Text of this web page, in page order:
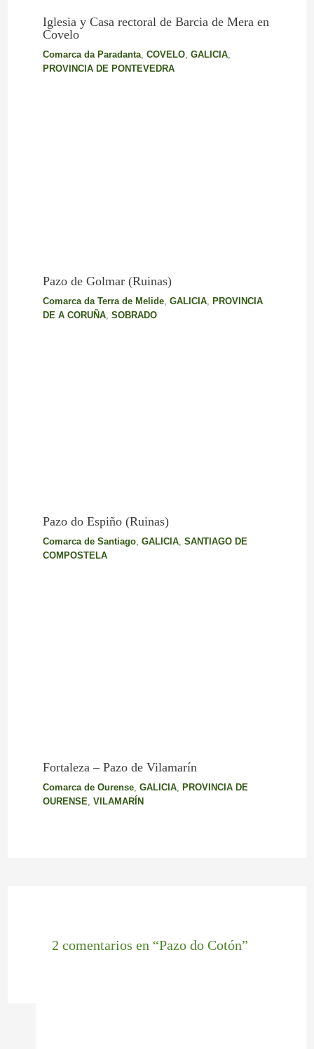
Iglesia y Casa rectoral de Barcia de Mera en
Covelo
Comarca da Paradanta, COVELO, GALICIA,
PROVINCIA DE PONTEVEDRA
Pazo de Golmar (Ruinas)
Comarca da Terra de Melide, GALICIA,
PROVINCIA
DE A CORUÑA, SOBRADO
Pazo do Espiño (Ruinas)
Comarca de Santiago, GALICIA, SANTIAGO DE
COMPOSTELA
Fortaleza – Pazo de Vilamarín
Comarca de Ourense, GALICIA, PROVINCIA DE
OURENSE, VILAMARÍN
2 comentarios en “Pazo do Cotón”